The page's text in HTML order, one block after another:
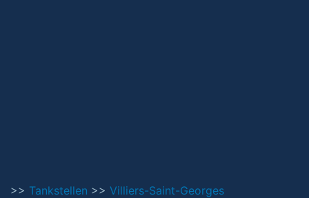
>> Tankstellen >> Villiers-Saint-Georges